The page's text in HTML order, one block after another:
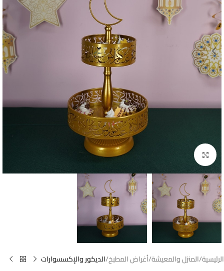
Click to enlarge
الرئيسية المنزل والمعيشة أغراض المطبخ الديكور والإكسسوارات